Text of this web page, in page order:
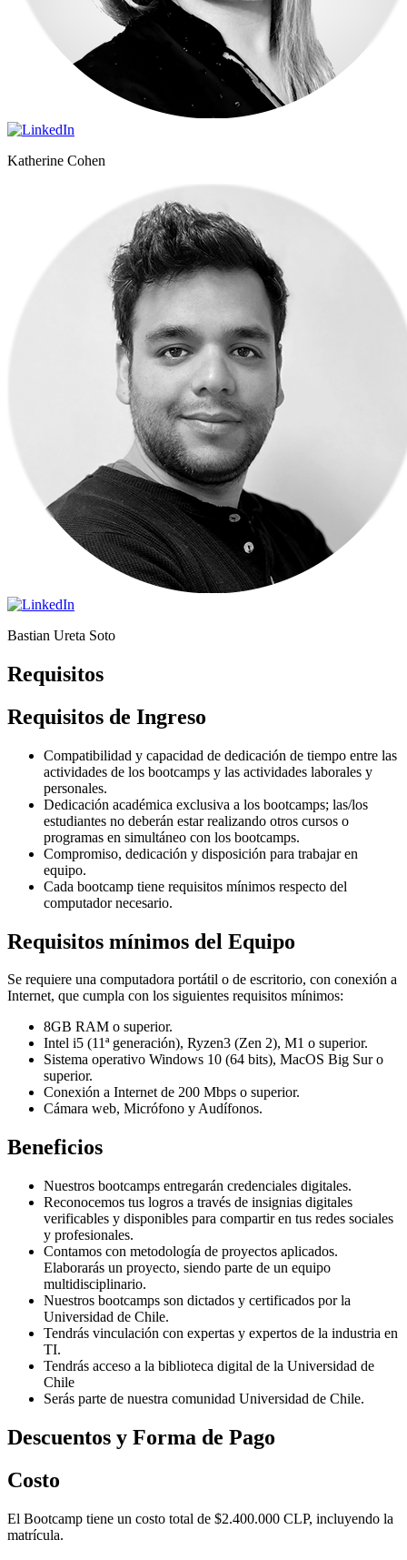
Katherine Cohen
Bastian Ureta Soto
Requisitos
Requisitos de Ingreso
Compatibilidad y capacidad de dedicación de tiempo entre las
actividades de los bootcamps y las actividades laborales y
personales.
Dedicación académica exclusiva a los bootcamps; las/los
estudiantes no deberán estar realizando otros cursos o
programas en simultáneo con los bootcamps.
Compromiso, dedicación y disposición para trabajar en
equipo.
Cada bootcamp tiene requisitos mínimos respecto del
computador necesario.
Requisitos mínimos del Equipo
Se requiere una computadora portátil o de escritorio, con conexión a
Internet, que cumpla con los siguientes requisitos mínimos:
8GB RAM o superior.
Intel i5 (11ª generación), Ryzen3 (Zen 2), M1 o superior.
Sistema operativo Windows 10 (64 bits), MacOS Big Sur o
superior.
Conexión a Internet de 200 Mbps o superior.
Cámara web, Micrófono y Audífonos.
Beneficios
Nuestros bootcamps entregarán credenciales digitales.
Reconocemos tus logros a través de insignias digitales
verificables y disponibles para compartir en tus redes sociales
y profesionales.
Contamos con metodología de proyectos aplicados.
Elaborarás un proyecto, siendo parte de un equipo
multidisciplinario.
Nuestros bootcamps son dictados y certificados por la
Universidad de Chile.
Tendrás vinculación con expertas y expertos de la industria en
TI.
Tendrás acceso a la biblioteca digital de la Universidad de
Chile
Serás parte de nuestra comunidad Universidad de Chile.
Descuentos y Forma de Pago
Costo
El Bootcamp tiene un costo total de $2.400.000 CLP, incluyendo la
matrícula.